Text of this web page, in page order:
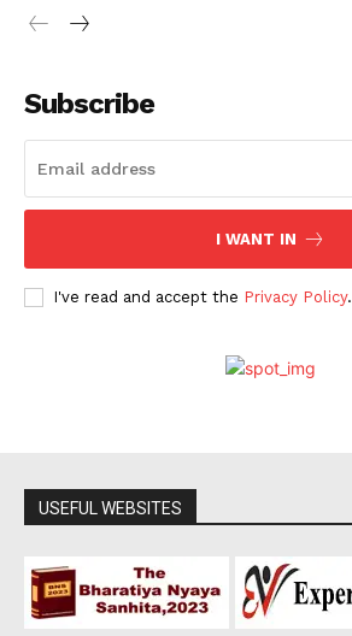
Subscribe
I WANT IN
I've read and accept the Privacy Policy.
USEFUL WEBSITES